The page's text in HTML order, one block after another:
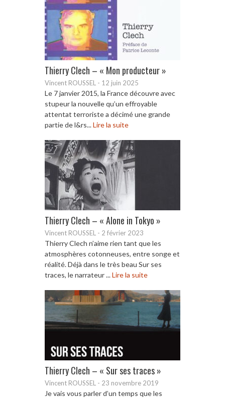
Thierry Clech – « Mon producteur »
Vincent ROUSSEL - 12 juin 2025
Le 7 janvier 2015, la France découvre avec
stupeur la nouvelle qu’un effroyable
attentat terroriste a décimé une grande
partie de l&rs...Lire la suite
Thierry Clech – « Alone in Tokyo »
Vincent ROUSSEL - 2 février 2023
Thierry Clech n’aime rien tant que les
atmosphères cotonneuses, entre songe et
réalité. Déjà dans le très beau Sur ses
traces, le narrateur ...Lire la suite
Thierry Clech – « Sur ses traces »
Vincent ROUSSEL - 23 novembre 2019
Je vais vous parler d’un temps que les